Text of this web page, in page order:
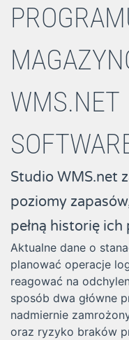
WMS.NET
Studio WMS.net
poziomy
pełną historię ich
Aktualne dane o
planować operacje
reagować na
sposób dwa główne
nadmiernie
oraz ryzyko braków